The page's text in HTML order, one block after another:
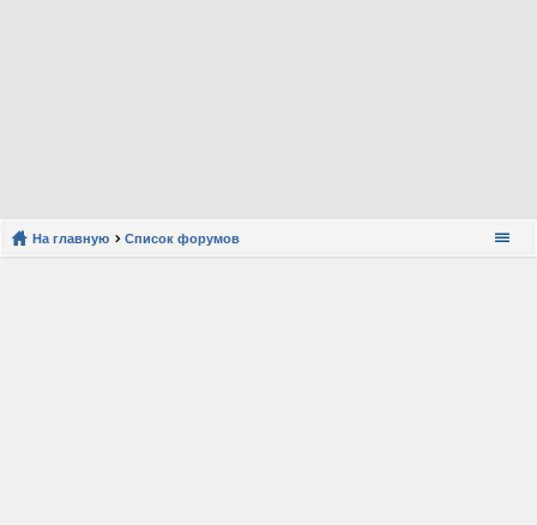
На главную Список форумов